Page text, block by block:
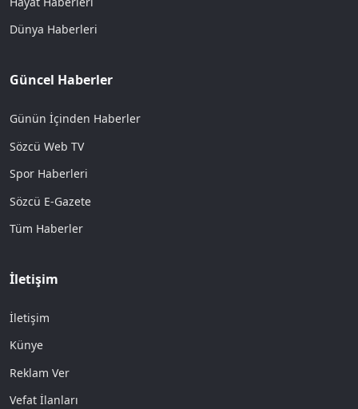
Dünya Haberleri
Güncel Haberler
Günün İçinden Haberler
Sözcü Web TV
Spor Haberleri
Sözcü E-Gazete
Tüm Haberler
İletişim
İletişim
Künye
Reklam Ver
Vefat İlanları